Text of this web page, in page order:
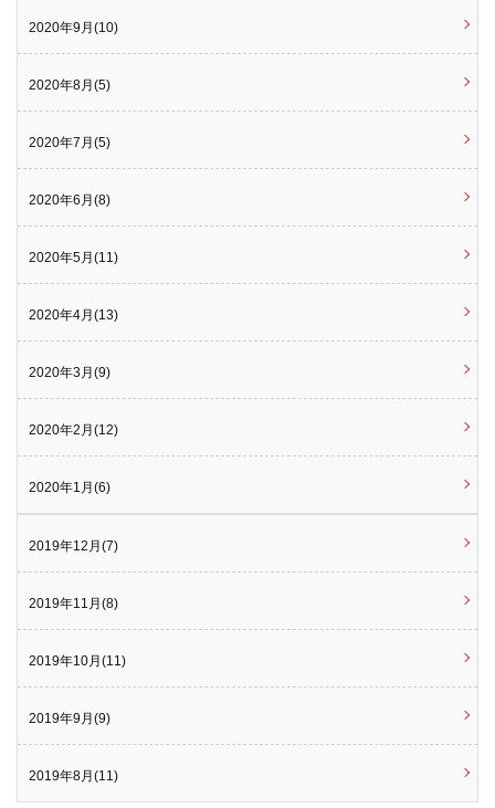
2020年9月(10)
2020年8月(5)
2020年7月(5)
2020年6月(8)
2020年5月(11)
2020年4月(13)
2020年3月(9)
2020年2月(12)
2020年1月(6)
2019年12月(7)
2019年11月(8)
2019年10月(11)
2019年9月(9)
2019年8月(11)